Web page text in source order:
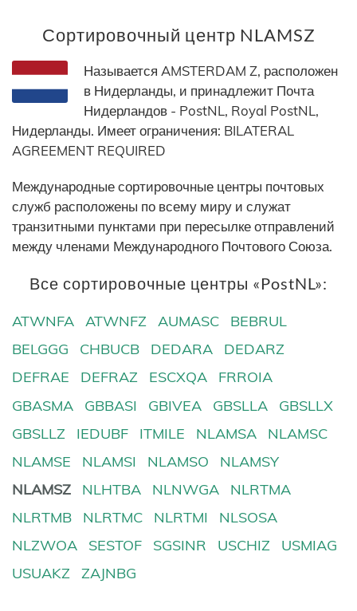
Сортировочный центр NLAMSZ
Называется AMSTERDAM Z, расположен
в Нидерланды, и принадлежит Почта
Нидерландов - PostNL, Royal PostNL,
Нидерланды. Имеет ограничения: BILATERAL
AGREEMENT REQUIRED
Международные сортировочные центры почтовых
служб расположены по всему миру и служат
транзитными пунктами при пересылке отправлений
между членами Международного Почтового Союза.
Все сортировочные центры «PostNL»:
ATWNFA ATWNFZ AUMASC
BEBRUL
BELGGG
CHBUCB DEDARA
DEDARZ
DEFRAE
DEFRAZ ESCXQA
FRROIA
GBASMA
GBBASI GBIVEA GBSLLA
GBSLLX
GBSLLZ
IEDUBF ITMILE NLAMSA
NLAMSC
NLAMSE
NLAMSI NLAMSO
NLAMSY
NLAMSZ
NLHTBA NLNWGA
NLRTMA
NLRTMB
NLRTMC NLRTMI
NLSOSA
NLZWOA
SESTOF SGSINR USCHIZ
USMIAG
USUAKZ
ZAJNBG